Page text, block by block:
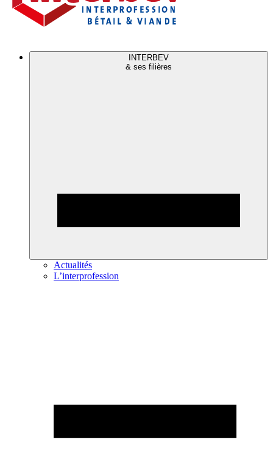
INTERBEV
& ses filières
Actualités
L’interprofession